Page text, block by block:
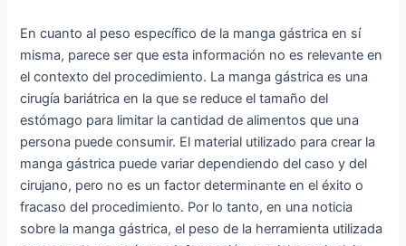
En cuanto al peso específico de la manga gástrica en sí
misma, parece ser que esta información no es relevante en
el contexto del procedimiento. La manga gástrica es una
cirugía bariátrica en la que se reduce el tamaño del
estómago para limitar la cantidad de alimentos que una
persona puede consumir. El material utilizado para crear la
manga gástrica puede variar dependiendo del caso y del
cirujano, pero no es un factor determinante en el éxito o
fracaso del procedimiento. Por lo tanto, en una noticia
sobre la manga gástrica, el peso de la herramienta utilizada